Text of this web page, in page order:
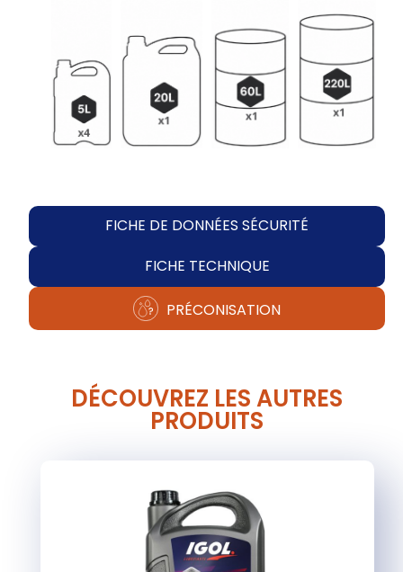
FICHE DE DONNÉES SÉCURITÉ
FICHE TECHNIQUE
PRÉCONISATION
DÉCOUVREZ LES AUTRES
PRODUITS